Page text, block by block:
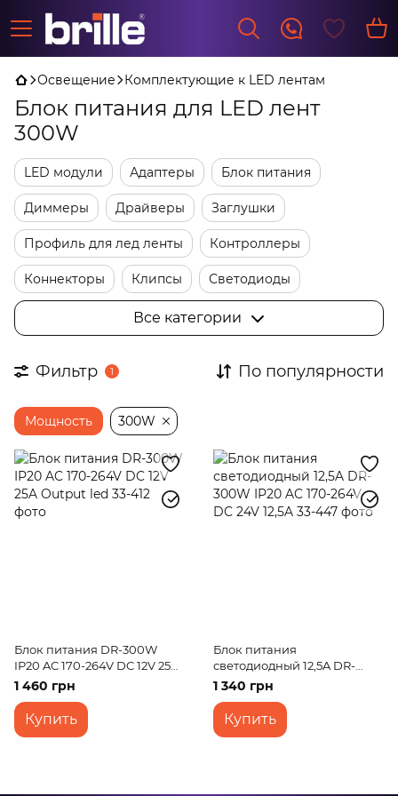
Освещение Комплектующие к LED лентам
Блок питания для LED лент
300W
LED модули Адаптеры Блок питания
Диммеры Драйверы Заглушки
Профиль для лед ленты Контроллеры
Коннекторы Клипсы Светодиоды
Трансформаторы Фурнитура
Все категории
Фильтр 1 По популярности
Мощность 300W
Блок питания DR-300W
IP20 AC 170-264V DC 12V 25A
Output led
1 460 грн
Купить
Блок питания
светодиодный 12,5A DR-
300W IP20 AC 170-264V DC
24V 12,5A
1 340 грн
Купить